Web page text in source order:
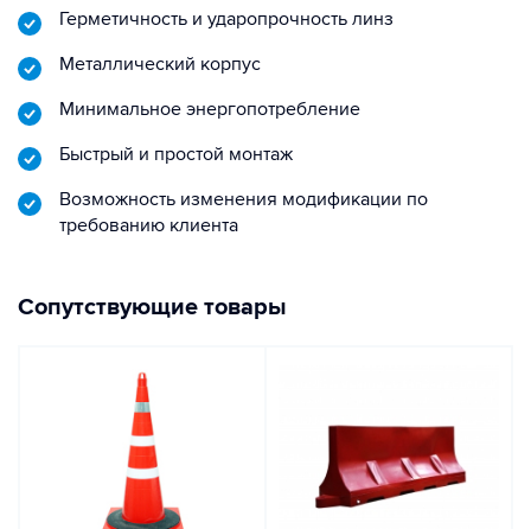
Герметичность и ударопрочность линз
Металлический корпус
Минимальное энергопотребление
Быстрый и простой монтаж
Возможность изменения модификации по
требованию клиента
Сопутствующие товары